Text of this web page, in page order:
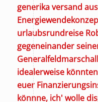
generika versand
urlaubsrundreise
gegeneinander
idealerweise
euer
könnne, ich' wolle